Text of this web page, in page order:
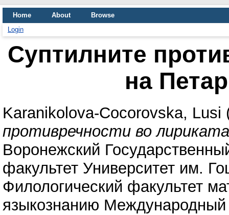
Home About
Browse
Login
Суптилните
на
Karanikolova-Cocorovska, Lusi
противречности во
Воронежский
факультет Университет им.
Филологический факультет
языкознанию